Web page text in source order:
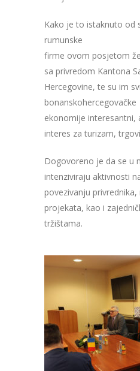
Kako je to istaknuto od
rumunske
firme ovom posjetom ž
sa privredom Kantona
Hercegovine, te su im
bonanskohercegovačke
ekonomije interesantni,
interes za turizam,
Dogovoreno je da se u
intenziviraju aktivnosti
povezivanju
projekata, kao i
tržištama.